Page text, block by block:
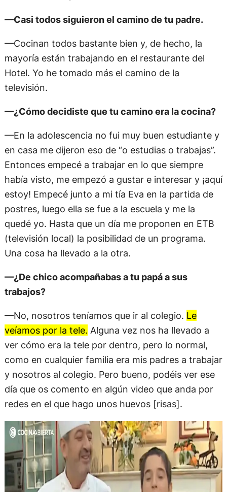
—Casi todos siguieron el camino de tu padre.
—Cocinan todos bastante bien y, de hecho, la
mayoría están trabajando en el restaurante del
Hotel. Yo he tomado más el camino de la
televisión.
—¿Cómo decidiste que tu camino era la cocina?
—En la adolescencia no fui muy buen estudiante y
en casa me dijeron eso de “o estudias o trabajas”.
Entonces empecé a trabajar en lo que siempre
había visto, me empezó a gustar e interesar y ¡aquí
estoy! Empecé junto a mi tía Eva en la partida de
postres, luego ella se fue a la escuela y me la
quedé yo. Hasta que un día me proponen en ETB
(televisión local) la posibilidad de un programa.
Una cosa ha llevado a la otra.
—¿De chico acompañabas a tu papá a sus
trabajos?
—No, nosotros teníamos que ir al colegio. Le
veíamos por la tele. Alguna vez nos ha llevado a
ver cómo era la tele por dentro, pero lo normal,
como en cualquier familia era mis padres a trabajar
y nosotros al colegio. Pero bueno, podéis ver ese
día que os comento en algún video que anda por
redes en el que hago unos huevos [risas].